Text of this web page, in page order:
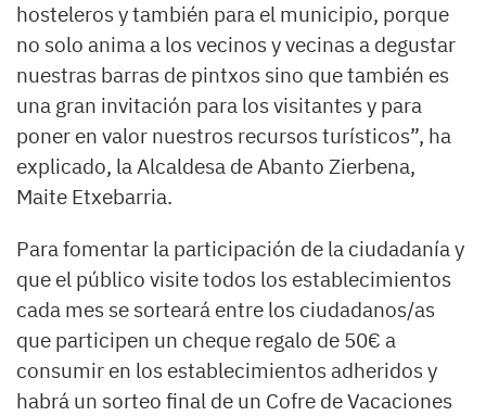
hosteleros y también para el municipio, porque
no solo anima a los vecinos y vecinas a degustar
nuestras barras de pintxos sino que también es
una gran invitación para los visitantes y para
poner en valor nuestros recursos turísticos”, ha
explicado, la Alcaldesa de Abanto Zierbena,
Maite Etxebarria.
Para fomentar la participación de la ciudadanía y
que el público visite todos los establecimientos
cada mes se sorteará entre los ciudadanos/as
que participen un cheque regalo de 50€ a
consumir en los establecimientos adheridos y
habrá un sorteo final de un Cofre de Vacaciones